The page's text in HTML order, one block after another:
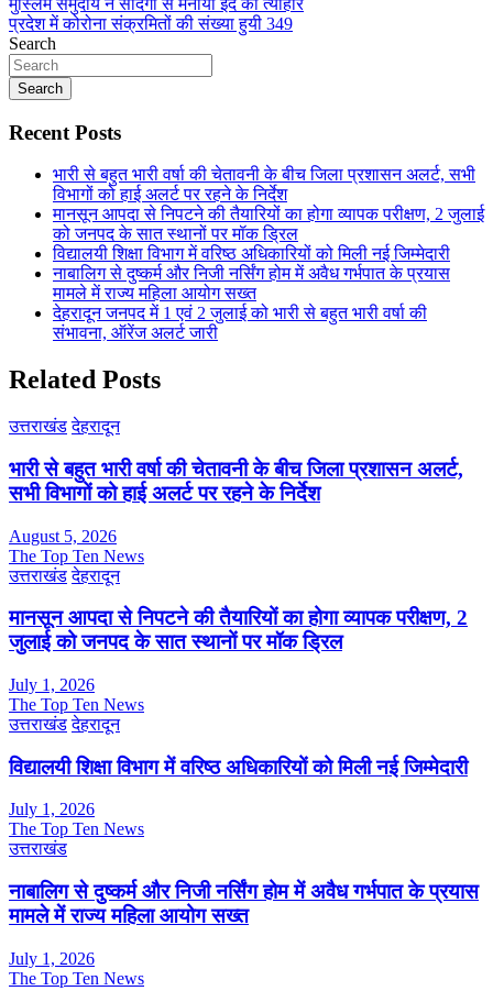
Share
Post
navigation
मुस्लिम समुदाय ने सादगी से मनाया ईद का त्यौहार
प्रदेश में कोरोना संक्रमितों की संख्या हुयी 349
Search
Search
Recent Posts
भारी से बहुत भारी वर्षा की चेतावनी के बीच जिला प्रशासन अलर्ट, सभी
विभागों को हाई अलर्ट पर रहने के निर्देश
मानसून आपदा से निपटने की तैयारियों का होगा व्यापक परीक्षण, 2 जुलाई
को जनपद के सात स्थानों पर मॉक ड्रिल
विद्यालयी शिक्षा विभाग में वरिष्ठ अधिकारियों को मिली नई जिम्मेदारी
नाबालिग से दुष्कर्म और निजी नर्सिंग होम में अवैध गर्भपात के प्रयास
मामले में राज्य महिला आयोग सख्त
देहरादून जनपद में 1 एवं 2 जुलाई को भारी से बहुत भारी वर्षा की
संभावना, ऑरेंज अलर्ट जारी
Related Posts
उत्तराखंड देहरादून
भारी से बहुत भारी वर्षा की चेतावनी के बीच जिला प्रशासन अलर्ट,
सभी विभागों को हाई अलर्ट पर रहने के निर्देश
August 5, 2026
The Top Ten News
उत्तराखंड देहरादून
मानसून आपदा से निपटने की तैयारियों का होगा व्यापक परीक्षण, 2
जुलाई को जनपद के सात स्थानों पर मॉक ड्रिल
July 1, 2026
The Top Ten News
उत्तराखंड देहरादून
विद्यालयी शिक्षा विभाग में वरिष्ठ अधिकारियों को मिली नई जिम्मेदारी
July 1, 2026
The Top Ten News
उत्तराखंड
नाबालिग से दुष्कर्म और निजी नर्सिंग होम में अवैध गर्भपात के प्रयास
मामले में राज्य महिला आयोग सख्त
July 1, 2026
The Top Ten News